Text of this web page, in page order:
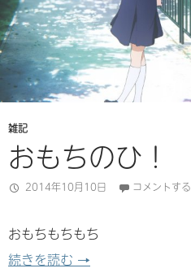
雑記
おもちのひ！
2014年10月10日 コメントする
おもちもちもち
続きを読む おもちのひ！
→